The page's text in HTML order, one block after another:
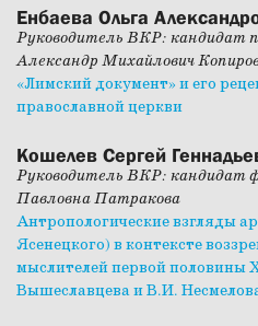
Енбаева Ольга
Руководитель ВКР: кандидат
Александр Михайлович
«Лимский документ» и его
православной церкви
Кошелев Сергей
Руководитель ВКР: кандидат
Павловна Патракова
Антропологические взгляды
Ясенецкого) в контексте
мыслителей первой половины
Вышеславцева и В.И.